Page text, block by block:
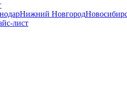
Нижний Новгород
лист